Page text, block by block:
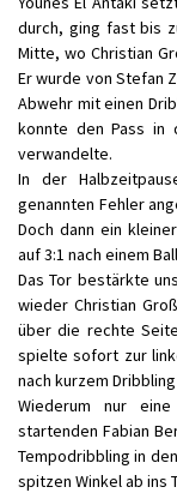
durch, ging fast bis
Mitte, wo Christian
Er wurde von Stefan
Abwehr mit einen
konnte den Pass in
verwandelte.
In der
genannten Fehler
Doch dann ein
auf 3:1 nach einem
Das Tor bestärkte
wieder Christian
über die rechte
spielte sofort zur
nach kurzem
Wiederum nur
startenden Fabian
Tempodribbling in
spitzen Winkel ab ins